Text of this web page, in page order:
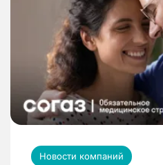
Новости компаний